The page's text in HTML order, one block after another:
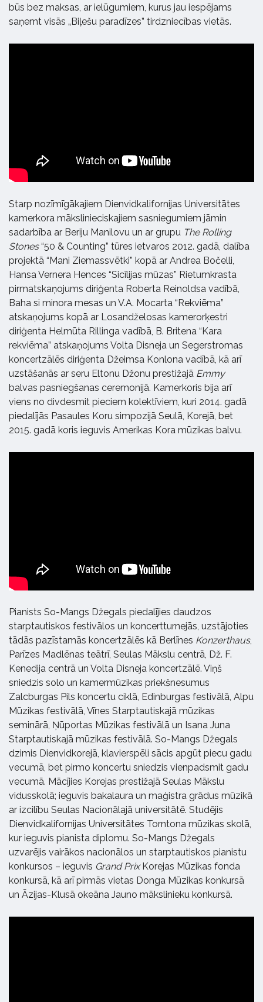
būs bez maksas, ar ielūgumiem, kurus jau iespējams
saņemt visās „Biļešu paradīzes” tirdzniecības vietās.
Starp nozīmīgākajiem Dienvidkalifornijas Universitātes
kamerkora mākslinieciskajiem sasniegumiem jāmin
sadarbība ar Beriju Manilovu un ar grupu The Rolling
Stones“50 & Counting” tūres ietvaros 2012. gadā, dalība
projektā “Mani Ziemassvētki” kopā ar Andrea Bočelli,
Hansa Vernera Hences “Sicīlijas mūzas” Rietumkrasta
pirmatskaņojums diriģenta Roberta Reinoldsa vadībā,
Baha si minora mesas un V.A. Mocarta “Rekviēma”
atskaņojums kopā ar Losandželosas kamerorķestri
diriģenta Helmūta Rillinga vadībā, B. Britena “Kara
rekviēma” atskaņojums Volta Disneja un Segerstromas
koncertzālēs diriģenta Džeimsa Konlona vadībā, kā arī
uzstāšanās ar seru Eltonu Džonu prestižajā Emmy
balvas pasniegšanas ceremonijā. Kamerkoris bija arī
viens no divdesmit pieciem kolektīviem, kuri 2014. gadā
piedalījās Pasaules Koru simpozijā Seulā, Korejā, bet
2015. gadā koris ieguvis Amerikas Kora mūzikas balvu.
Pianists So-Mangs Džegals piedalījies daudzos
starptautiskos festivālos un koncertturnejās, uzstājoties
tādās pazīstamās koncertzālēs kā Berlīnes Konzerthaus,
Parīzes Madlēnas teātrī, Seulas Mākslu centrā, Dž. F.
Kenedija centrā un Volta Disneja koncertzālē. Viņš
sniedzis solo un kamermūzikas priekšnesumus
Zalcburgas Pils koncertu ciklā, Edinburgas festivālā, Alpu
Mūzikas festivālā, Vīnes Starptautiskajā mūzikas
seminārā, Ņūportas Mūzikas festivālā un Isana Juna
Starptautiskajā mūzikas festivālā. So-Mangs Džegals
dzimis Dienvidkorejā, klavierspēli sācis apgūt piecu gadu
vecumā, bet pirmo koncertu sniedzis vienpadsmit gadu
vecumā. Mācījies Korejas prestižajā Seulas Mākslu
vidusskolā; ieguvis bakalaura un maģistra grādus mūzikā
ar izcilību Seulas Nacionālajā universitātē. Studējis
Dienvidkalifornijas Universitātes Torntona mūzikas skolā,
kur ieguvis pianista diplomu. So-Mangs Džegals
uzvarējis vairākos nacionālos un starptautiskos pianistu
konkursos – ieguvis Grand PrixKorejas Mūzikas fonda
konkursā, kā arī pirmās vietas Donga Mūzikas konkursā
un Āzijas-Klusā okeāna Jauno mākslinieku konkursā.